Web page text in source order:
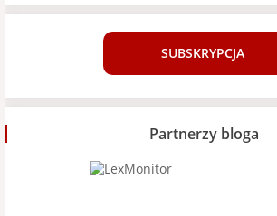
SUBSKRYPCJA
Partnerzy bloga